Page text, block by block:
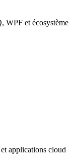
WPF et écosystème
applications cloud